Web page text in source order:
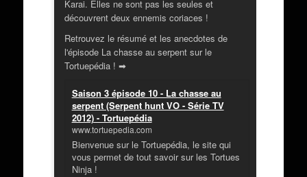
Karai. Elles ne sont pas les seules et
découvrent deux ennemis coriaces !
Retrouvez le résumé et les anecdotes de
l'épisode La chasse au serpent sur le
Tortuepédia ! ➡
Saison 3 épisode 10 - La chasse au
serpent (Serpent hunt VO - Série TV
2012) - Tortuepédia
www.tortuepedia.com
Bienvenue sur le Tortuepédia, le site qui
vous permet de tout savoir sur les Tortues
Ninja !